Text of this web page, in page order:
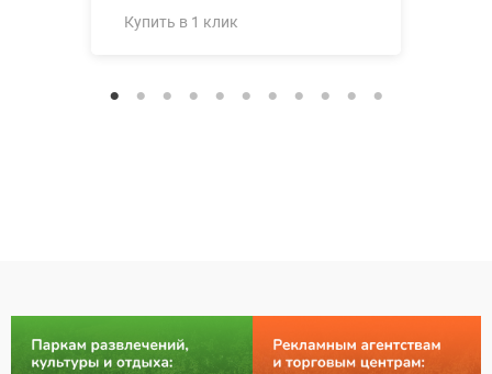
Купить в 1 клик